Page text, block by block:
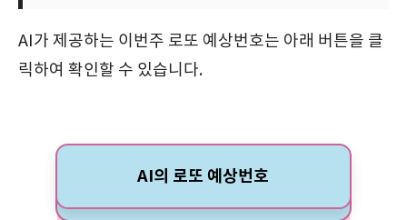
AI가 제공하는 이번주 로또 예상번호는 아래 버튼을 클
릭하여 확인할 수 있습니다.
AI의 로또 예상번호